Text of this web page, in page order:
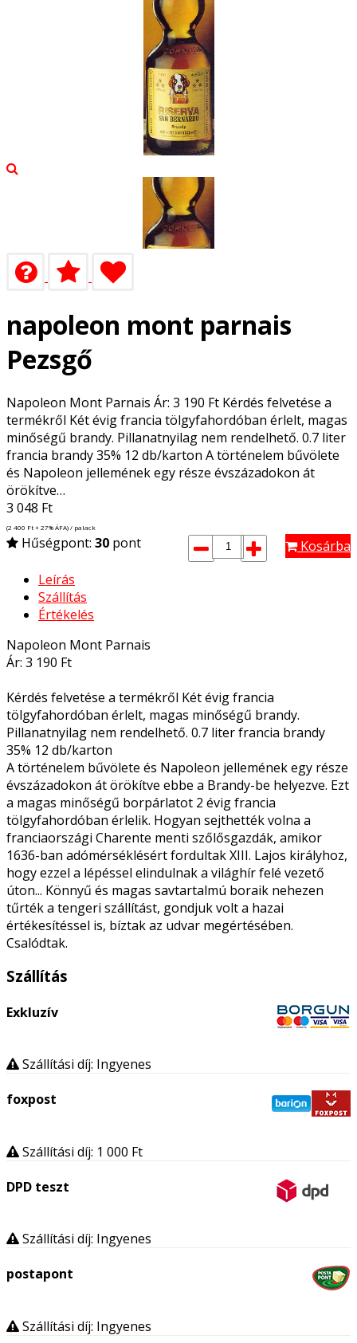
napoleon mont parnais
Pezsgő
Napoleon Mont Parnais Ár: 3 190 Ft Kérdés felvetése a
termékről Két évig francia tölgyfahordóban érlelt, magas
minőségű brandy. Pillanatnyilag nem rendelhető. 0.7 liter
francia brandy 35% 12 db/karton A történelem bűvölete
és Napoleon jellemének egy része évszázadokon át
örökítve…
3 048 Ft
(2 400 Ft+ 27% ÁFA) / palack
Hűségpont: 30 pont
Kosárba
Leírás
Szállítás
Értékelés
Napoleon Mont Parnais
Ár: 3 190 Ft
Kérdés felvetése a termékről Két évig francia
tölgyfahordóban érlelt, magas minőségű brandy.
Pillanatnyilag nem rendelhető. 0.7 liter francia brandy
35% 12 db/karton
A történelem bűvölete és Napoleon jellemének egy része
évszázadokon át örökítve ebbe a Brandy-be helyezve. Ezt
a magas minőségű borpárlatot 2 évig francia
tölgyfahordóban érlelik. Hogyan sejthették volna a
franciaországi Charente menti szőlősgazdák, amikor
1636-ban adómérséklésért fordultak XIII. Lajos királyhoz,
hogy ezzel a lépéssel elindulnak a világhír felé vezető
úton... Könnyű és magas savtartalmú boraik nehezen
tűrték a tengeri szállítást, gondjuk volt a hazai
értékesítéssel is, bíztak az udvar megértésében.
Csalódtak.
Szállítás
Exkluzív
Szállítási díj: Ingyenes
foxpost
Szállítási díj: 1 000 Ft
DPD teszt
Szállítási díj: Ingyenes
postapont
Szállítási díj: Ingyenes